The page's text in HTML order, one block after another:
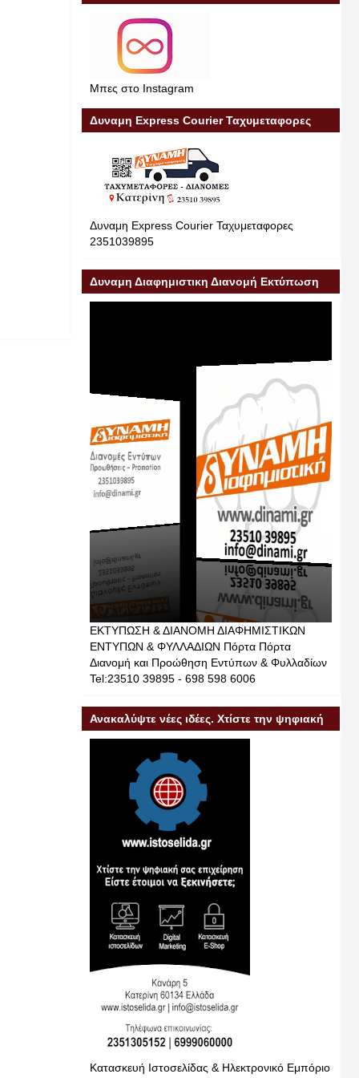
Μπες στο Instagram
Δυναμη Express Courier Ταχυμεταφορες
Δυναμη Express Courier Ταχυμεταφορες
2351039895
Δυναμη Διαφημιστικη Διανομή Εκτύπωση
Διαφήμιση 23510 39895
ΕΚΤΥΠΩΣΗ & ΔΙΑΝΟΜΗ ΔΙΑΦΗΜΙΣΤΙΚΩΝ
ΕΝΤΥΠΩΝ & ΦΥΛΛΑΔΙΩΝ Πόρτα Πόρτα
Διανομή και Προώθηση Εντύπων & Φυλλαδίων
Tel:23510 39895 - 698 598 6006
Ανακαλύψτε νέες ιδέες. Χτίστε την ψηφιακή
σας επιχείρηση
Κατασκευή Ιστοσελίδας & Ηλεκτρονικό Εμπόριο